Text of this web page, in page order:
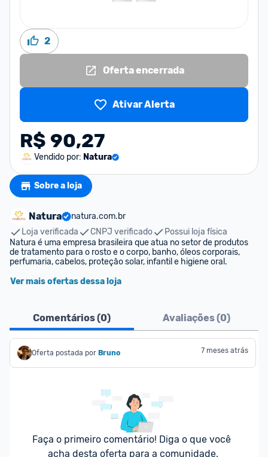
2
Oferta encerrada
Ativar Alerta
R$ 90,27
Vendido por: Natura
Sobre a loja
Natura
natura.com.br
Loja verificada
CNPJ verificado
Possui loja física
Natura é uma empresa brasileira que atua no setor de produtos
de tratamento para o rosto e o corpo, banho, óleos corporais,
perfumaria, cabelos, proteção solar, infantil e higiene oral.
Ver mais ofertas dessa loja
Comentários (0) Avaliações (0)
Oferta postada por Bruno 7 meses atrás
Faça o primeiro comentário! Diga o que você
acha desta oferta para a comunidade.